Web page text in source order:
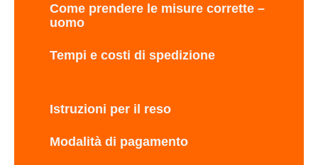
Come prendere le misure corrette –
uomo
Tempi e costi di spedizione
Istruzioni per il reso
Modalità di pagamento